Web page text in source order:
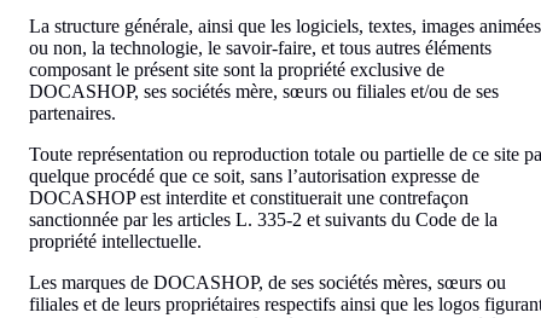
La structure générale, ainsi que les logiciels, textes, images animées
ou non, la technologie, le savoir-faire, et tous autres éléments
composant le présent site sont la propriété exclusive de
DOCASHOP, ses sociétés mère, sœurs ou filiales et/ou de ses
partenaires.
Toute représentation ou reproduction totale ou partielle de ce site
quelque procédé que ce soit, sans l’autorisation expresse de
DOCASHOP est interdite et constituerait une contrefaçon
sanctionnée par les articles L. 335-2 et suivants du Code de la
propriété intellectuelle.
Les marques de DOCASHOP, de ses sociétés mères, sœurs ou
filiales et de leurs propriétaires respectifs ainsi que les logos